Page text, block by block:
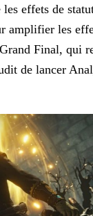
effets de
amplifier les
Final, qui
de lancer